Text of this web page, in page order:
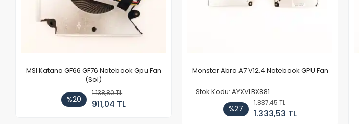
MSI Katana GF66 GF76 Notebook Gpu Fan
(Sol)
%20
1.138,80 TL
911,04 TL
Monster Abra A7 V12.4 Notebook GPU Fan
Stok Kodu: AYXVLBX881
%27
1.837,45 TL
1.333,53 TL